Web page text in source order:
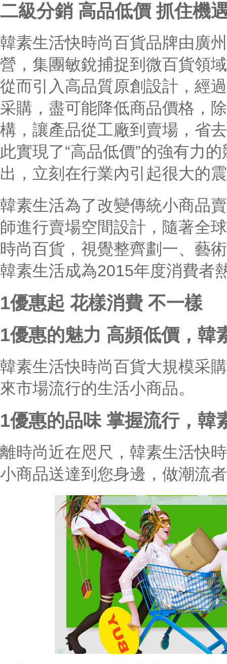
二級分銷 高品低價 抓住機
韓素生活快時尚百貨品牌由廣
營，集團敏銳捕捉到微百貨領
從而引入高品質原創設計，經
采購，盡可能降低商品價格，
構，讓產品從工廠到賣場，省
此實現了“高品低價”的強有力
出，立刻在行業內引起很大的
韓素生活為了改變傳統小商品
師進行賣場空間設計，隨著全
時尚百貨，視覺整齊劃一、藝
韓素生活成為2015年度消費者
1優惠起 花樣消費 不一樣
1優惠的魅力 高頻低價，韓
韓素生活快時尚百貨大規模采
來市場流行的生活小商品。
1優惠的品味 掌握流行，韓
離時尚近在咫尺，韓素生活快
小商品送達到您身邊，做潮流